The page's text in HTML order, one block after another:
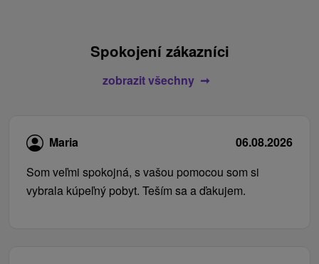
Spokojení zákazníci
zobrazit všechny
Maria
06.08.2026
Som veľmi spokojná, s vašou pomocou som si
vybrala kúpeľný pobyt. Teším sa a ďakujem.